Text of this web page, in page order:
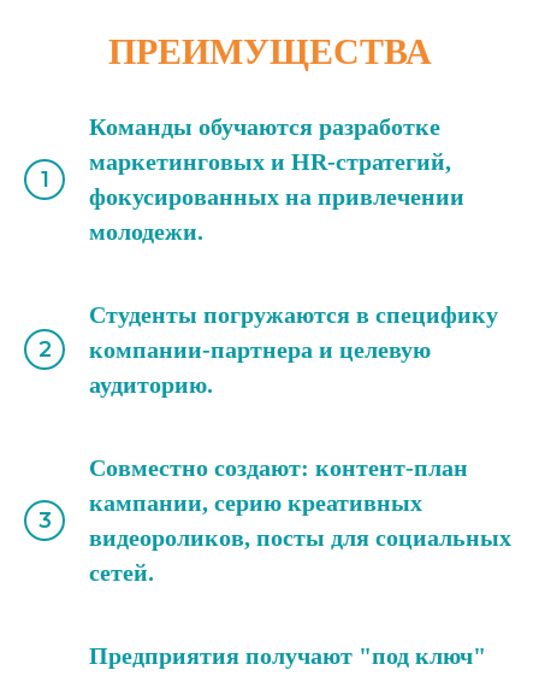
ПРЕИМУЩЕСТВА
Команды обучаются разработке
маркетинговых и HR-стратегий,
фокусированных на привлечении
молодежи.
Студенты погружаются в специфику
компании-партнера и целевую
аудиторию.
Совместно создают: контент-план
кампании, серию креативных
видеороликов, посты для социальных
сетей.
Предприятия получают "под ключ"